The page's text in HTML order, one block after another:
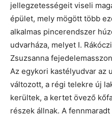
jellegzetességeit viseli
épület, mely mögött több
alkalmas pincerendszer
udvarháza, melyet I.
Zsuzsanna
Az egykori kastélyudvar az
változott, a régi telekre új
kerültek, a kertet övező
részek állnak. A